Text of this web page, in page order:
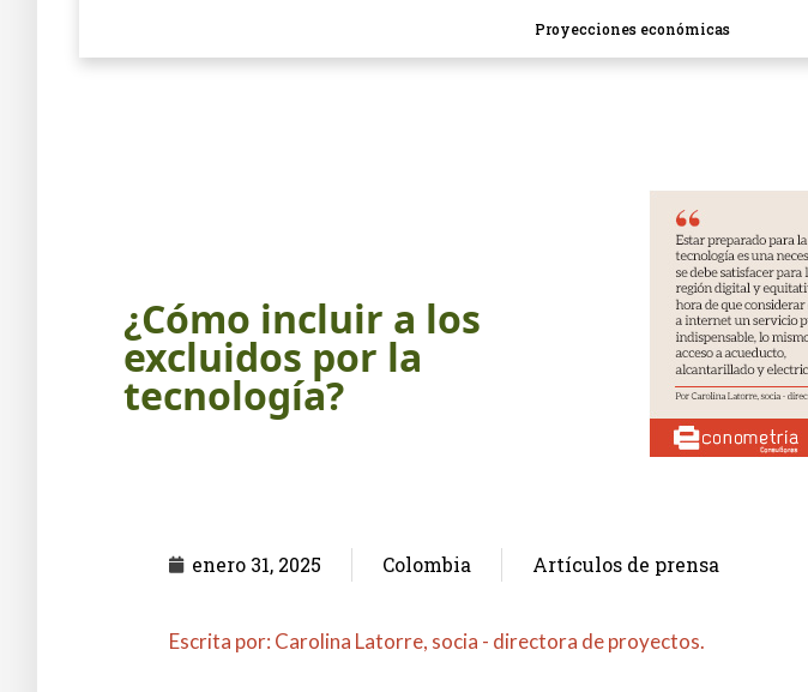
Proyecciones económicas
¿Cómo incluir a los
excluidos por la
tecnología?
enero 31, 2025 Colombia Artículos de prensa
Escrita por: Carolina Latorre, socia - directora de proyectos.